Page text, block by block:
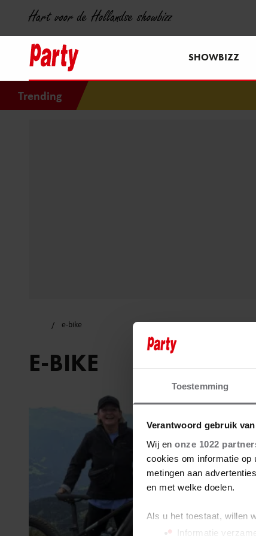
Toestemming
Verantwoord gebruik
Wij en onze 1022
cookies om informatie op
metingen aan
en met welke doelen.
Als u het toestaat, willen
Informatie
Hart voor de Hollandse showbizz
SHOWBIZZ
Trending
e-bike
E-BIKE